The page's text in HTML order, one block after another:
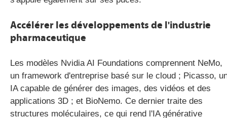
Accélérer les développements de l'industrie
pharmaceutique
Les modèles Nvidia AI Foundations comprennent NeMo,
un framework d'entreprise basé sur le cloud ; Picasso,
IA capable de générer des images, des vidéos et des
applications 3D ; et BioNemo. Ce dernier traite des
structures moléculaires, ce qui rend l'IA générative